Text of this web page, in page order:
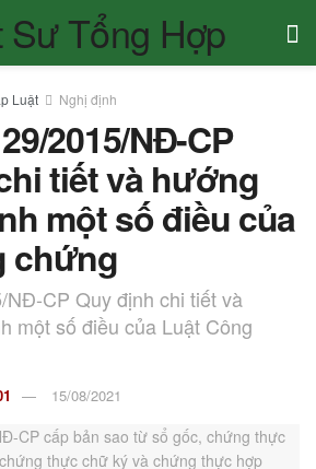
Luật Nghị định
2015/NĐ-CP
tiết và hướng
một số điều của
chứng
NĐ-CP Quy định chi tiết và
một số điều của Luật Công
15/08/2021